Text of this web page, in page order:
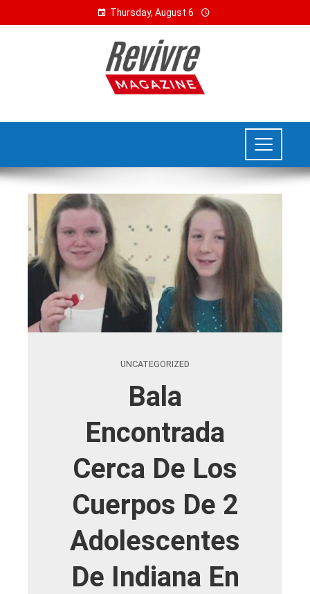
Thursday, August 6
UNCATEGORIZED
Bala
Encontrada
Cerca De Los
Cuerpos De 2
Adolescentes
De Indiana En